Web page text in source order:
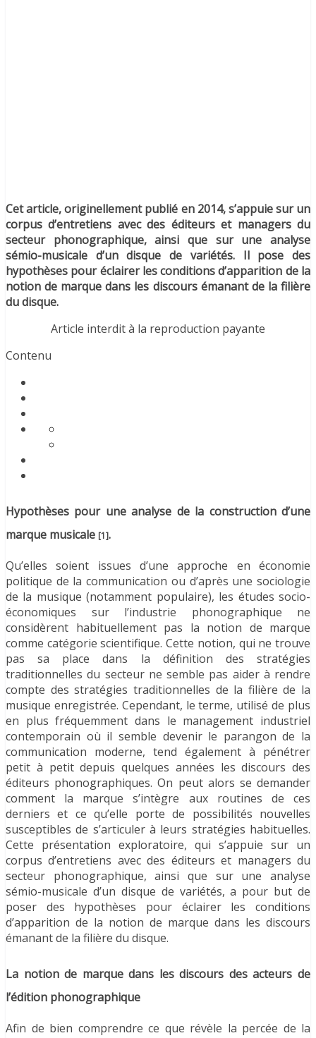
Cet article, originellement publié en 2014, s’appuie sur un
corpus d’entretiens avec des éditeurs et managers du
secteur phonographique, ainsi que sur une analyse
sémio-musicale d’un disque de variétés. Il pose des
hypothèses pour éclairer les conditions d’apparition de la
notion de marque dans les discours émanant de la filière
du disque.
Article interdit à la reproduction payante
Contenu
Hypothèses pour une analyse de la construction d’une
marque musicale [1].
Qu’elles soient issues d’une approche en économie
politique de la communication ou d’après une sociologie
de la musique (notamment populaire), les études socio-
économiques sur l’industrie phonographique ne
considèrent habituellement pas la notion de marque
comme catégorie scientifique. Cette notion, qui ne trouve
pas sa place dans la définition des stratégies
traditionnelles du secteur ne semble pas aider à rendre
compte des stratégies traditionnelles de la filière de la
musique enregistrée. Cependant, le terme, utilisé de plus
en plus fréquemment dans le management industriel
contemporain où il semble devenir le parangon de la
communication moderne, tend également à pénétrer
petit à petit depuis quelques années les discours des
éditeurs phonographiques. On peut alors se demander
comment la marque s’intègre aux routines de ces
derniers et ce qu’elle porte de possibilités nouvelles
susceptibles de s’articuler à leurs stratégies habituelles.
Cette présentation exploratoire, qui s’appuie sur un
corpus d’entretiens avec des éditeurs et managers du
secteur phonographique, ainsi que sur une analyse
sémio-musicale d’un disque de variétés, a pour but de
poser des hypothèses pour éclairer les conditions
d’apparition de la notion de marque dans les discours
émanant de la filière du disque.
La notion de marque dans les discours des acteurs de
l’édition phonographique
Afin de bien comprendre ce que révèle la percée de la